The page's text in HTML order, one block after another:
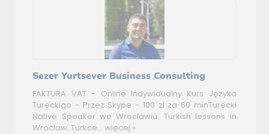
Sezer Yurtsever Business Consulting
FAKTURA VAT - Online Indywidualny Kurs Języka
Tureckigo - Przez Skype - 100 zł za 60 minTurecki
Native Speaker we Wroclawiu. Turkish lessons in
Wroclaw. Turkce... więcej »